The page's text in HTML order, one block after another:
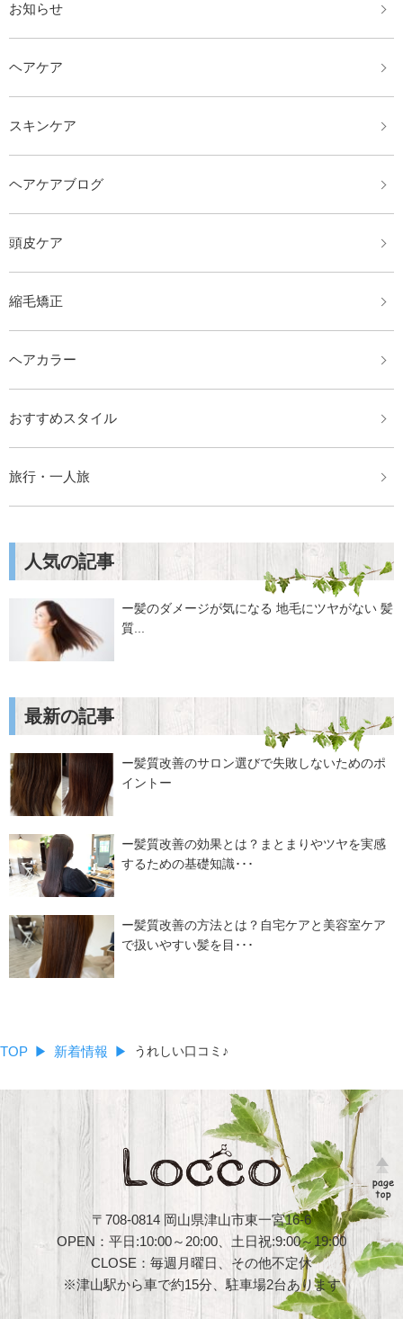
お知らせ
ヘアケア
スキンケア
ヘアケアブログ
頭皮ケア
縮毛矯正
ヘアカラー
おすすめスタイル
旅行・一人旅
人気の記事
ー髪のダメージが気になる 地毛にツヤがない 髪
質...
最新の記事
ー髪質改善のサロン選びで失敗しないためのポ
イントー
ー髪質改善の効果とは？まとまりやツヤを実感
するための基礎知識･･･
ー髪質改善の方法とは？自宅ケアと美容室ケア
で扱いやすい髪を目･･･
TOP 新着情報 うれしい口コミ♪
〒708-0814 岡山県津山市東一宮16-6
OPEN：平日:10:00～20:00、土日祝:9:00～19:00
CLOSE：毎週月曜日、その他不定休
※津山駅から車で約15分、駐車場2台あります